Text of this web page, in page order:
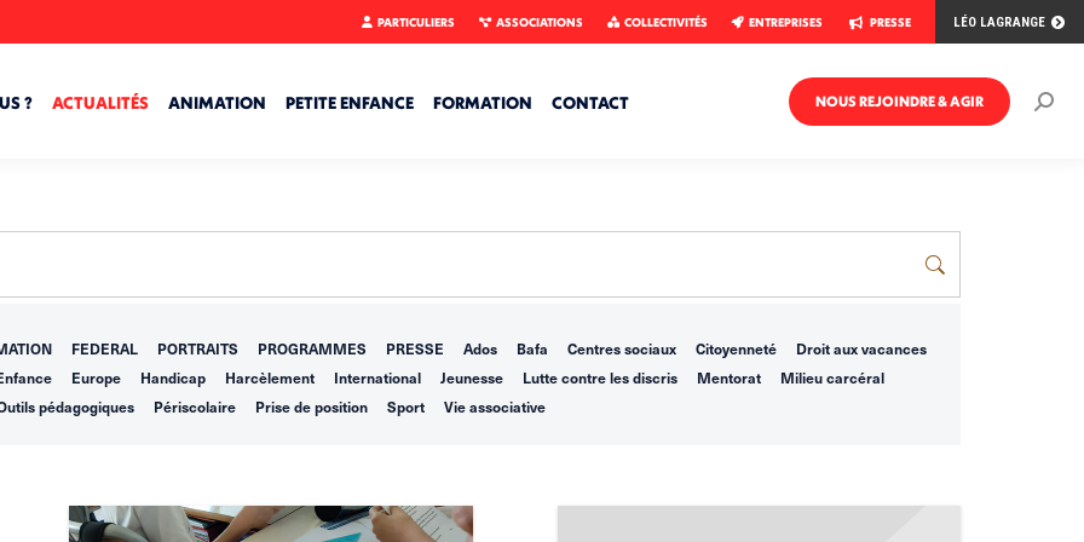
PARTICULIERS ASSOCIATIONS COLLECTIVITÉS ENTREPRISES PRESSE LÉO LAGRANGE
? ACTUALITÉS ANIMATION PETITE ENFANCE FORMATION CONTACT NOUS REJOINDRE & AGIR
FEDERAL PORTRAITS PROGRAMMES PRESSE Ados Bafa Centres sociaux Citoyenneté
Droit aux vacances
Europe Handicap Harcèlement International Jeunesse Lutte contre les discris Mentorat
Milieu carcéral
pédagogiques
Périscolaire Prise de position Sport Vie associative